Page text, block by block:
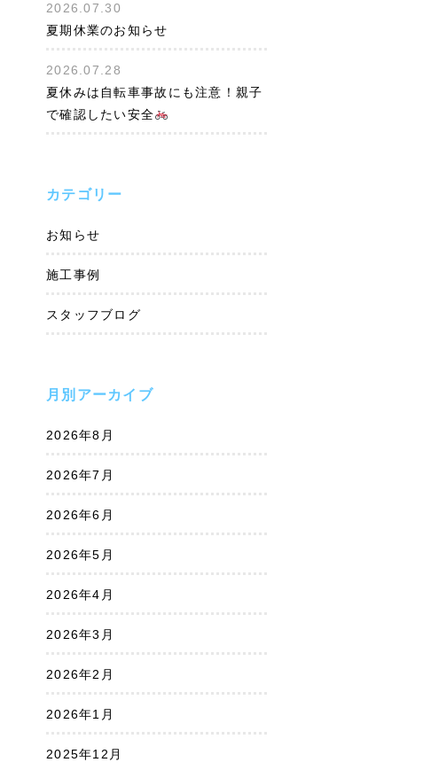
2026.07.30
夏期休業のお知らせ
2026.07.28
夏休みは自転車事故にも注意！親子
で確認したい安全
カテゴリー
お知らせ
施工事例
スタッフブログ
月別アーカイブ
2026年8月
2026年7月
2026年6月
2026年5月
2026年4月
2026年3月
2026年2月
2026年1月
2025年12月